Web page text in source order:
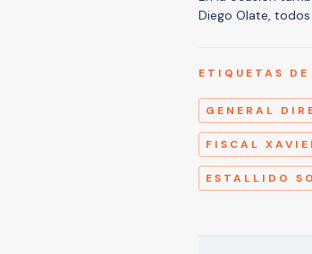
Diego Olate,
ETIQUETAS
GENERAL
FISCAL
ESTALLIDO